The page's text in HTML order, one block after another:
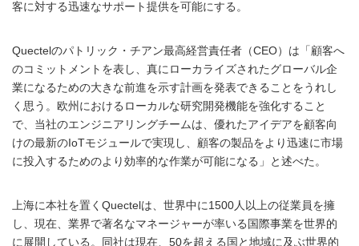
客に対する迅速なサポート提供を可能にする。
Quectelのパトリック・チアン最高経営責任者（CEO）は「顧客へ
のコミットメントを表し、真にローカライズされたグローバル企
業になるための大きな前進を示す計画を発表できることをうれし
く思う。欧州におけるローカルな研究開発機能を強化すること
で、当社のエンジニアリングチームは、優れたアイデアを顧客向
けの最新のIoTモジュールで実現し、顧客の製品をより迅速に市場
に投入するためのより効率的な作業が可能になる」と述べた。
上海に本社を置くQuectelは、世界中に1500人以上の従業員を擁
し、現在、業界で著名なマネージャーが率いる国際事業を世界的
に展開している。同社は現在、50を超える国と地域に及ぶ世界的